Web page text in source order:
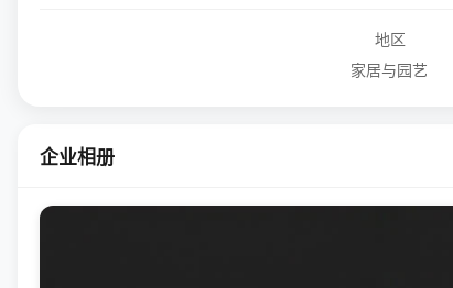
地区
家居与园艺
企业相册